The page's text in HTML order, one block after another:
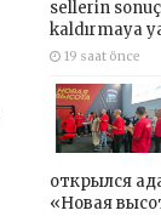
sellerin
kaldırmaya
19 saat önce
открылся
«Новая